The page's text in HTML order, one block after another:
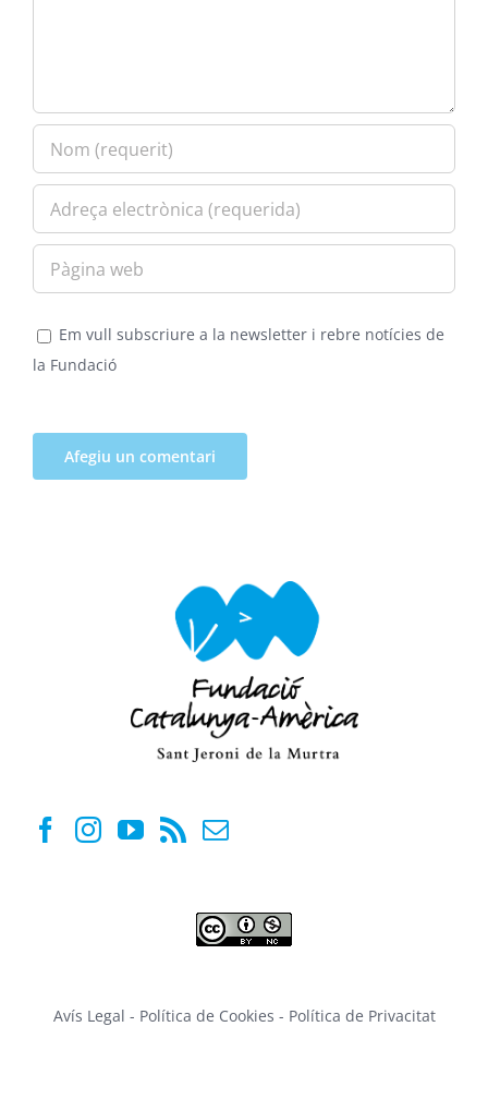
Em vull subscriure a la newsletter i rebre notícies de
la Fundació
Avís Legal - Política de Cookies - Política de Privacitat